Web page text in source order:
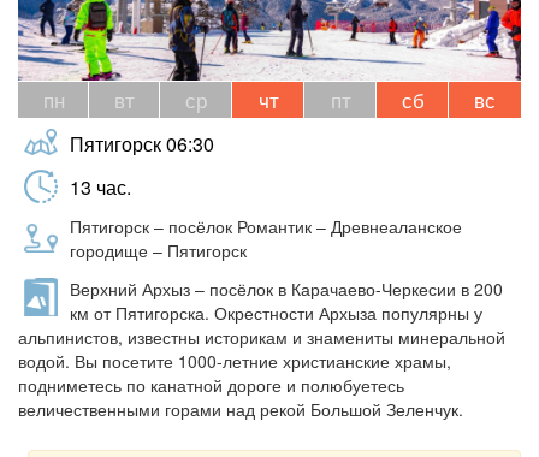
пн вт ср чт пт сб вс
Пятигорск06:30
13 час.
Пятигорск – посёлок Романтик – Древнеаланское
городище – Пятигорск
Верхний Архыз – посёлок в Карачаево-Черкесии в 200
км от Пятигорска. Окрестности Архыза популярны у
альпинистов, известны историкам и знамениты минеральной
водой. Вы посетите 1000-летние христианские храмы,
подниметесь по канатной дороге и полюбуетесь
величественными горами над рекой Большой Зеленчук.